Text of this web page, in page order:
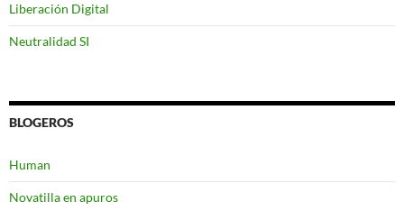
Liberación Digital
Neutralidad SI
BLOGEROS
Human
Novatilla en apuros